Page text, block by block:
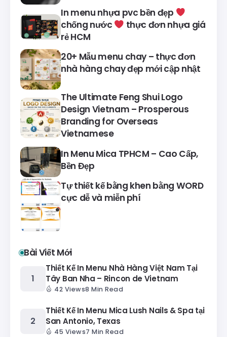
In menu nhựa pvc bền đẹp
chống nước
thực đơn nhựa giá
rẻ HCM
20+ Mẫu menu chay – thực đơn
nhà hàng chay đẹp mới cập nhật
The Ultimate Feng Shui Logo
Design Vietnam – Prosperous
Branding for Overseas
Vietnamese
In Menu Mica TPHCM – Cao Cấp,
Bền Đẹp
Tự thiết kế bằng khen bằng WORD
cực dễ và miễn phí
Bài Viết Mới
Thiết Kế In Menu Nhà Hàng Việt Nam Tại
Tây Ban Nha – Rincon de Vietnam
42 Views8 Min Read
Thiết Kế In Menu Mica Lush Nails & Spa tại
San Antonio, Texas
45 Views7 Min Read